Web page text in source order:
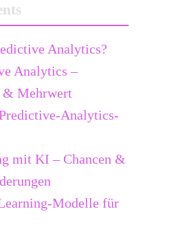
Analytics?
Analytics –
& Mehrwert
Analytics-
mit KI – Chancen &
Modelle für